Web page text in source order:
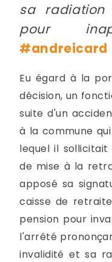
sa
pour
#andreicard
Eu égard à la
décision, un
suite d'un
à la commune
lequel il
de mise à la
apposé sa
caisse de
pension pour
l'arrêté
invalidité et sa